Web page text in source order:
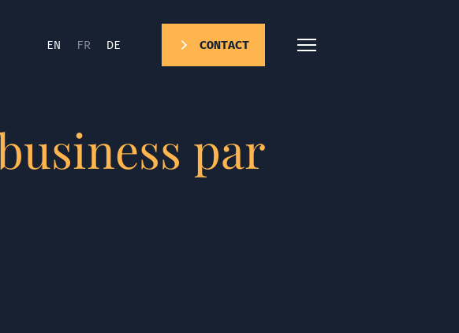
EN FR DE CONTACT
par